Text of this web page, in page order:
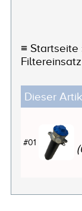
≡ Startseite
Dieser
#01